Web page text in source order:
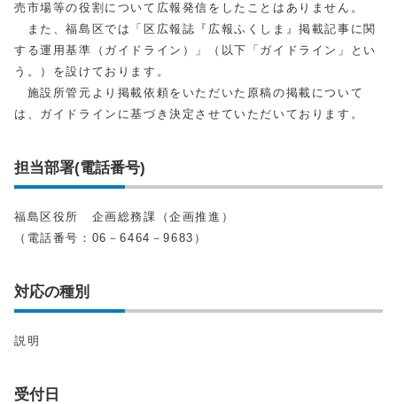
売市場等の役割について広報発信をしたことはありません。
また、福島区では「区広報誌『広報ふくしま』掲載記事に関
する運用基準（ガイドライン）」（以下「ガイドライン」とい
う。）を設けております。
施設所管元より掲載依頼をいただいた原稿の掲載について
は、ガイドラインに基づき決定させていただいております。
担当部署(電話番号)
福島区役所 企画総務課（企画推進）
（電話番号：06－6464－9683）
対応の種別
説明
受付日